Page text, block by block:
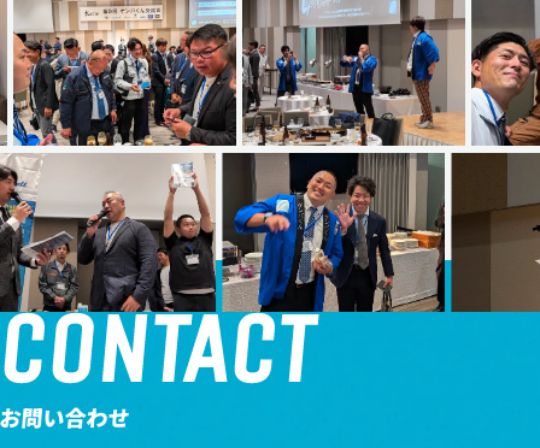
運営情報
MEMBER
メンバー紹介
GENBAKUN-HERO
GENBAKUN HEROES
問い合わせ